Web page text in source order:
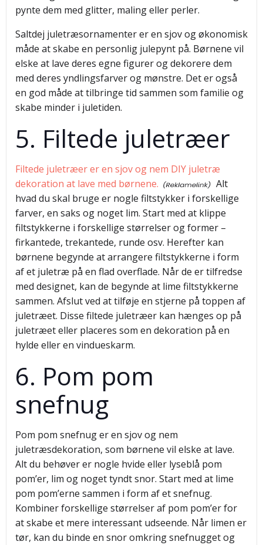
pynte dem med glitter, maling eller perler.
Saltdej juletræsornamenter er en sjov og økonomisk
måde at skabe en personlig julepynt på. Børnene vil
elske at lave deres egne figurer og dekorere dem
med deres yndlingsfarver og mønstre. Det er også
en god måde at tilbringe tid sammen som familie og
skabe minder i juletiden.
5. Filtede juletræer
Filtede juletræer er en sjov og nem DIY juletræ
dekoration at lave med børnene.
Alt
hvad du skal bruge er nogle filtstykker i forskellige
farver, en saks og noget lim. Start med at klippe
filtstykkerne i forskellige størrelser og former –
firkantede, trekantede, runde osv. Herefter kan
børnene begynde at arrangere filtstykkerne i form
af et juletræ på en flad overflade. Når de er tilfredse
med designet, kan de begynde at lime filtstykkerne
sammen. Afslut ved at tilføje en stjerne på toppen af
juletræet. Disse filtede juletræer kan hænges op på
juletræet eller placeres som en dekoration på en
hylde eller en vindueskarm.
6. Pom pom
snefnug
Pom pom snefnug er en sjov og nem
juletræsdekoration, som børnene vil elske at lave.
Alt du behøver er nogle hvide eller lyseblå pom
pom’er, lim og noget tyndt snor. Start med at lime
pom pom’erne sammen i form af et snefnug.
Kombiner forskellige størrelser af pom pom’er for
at skabe et mere interessant udseende. Når limen er
tør, kan du binde en snor omkring snefnugget og